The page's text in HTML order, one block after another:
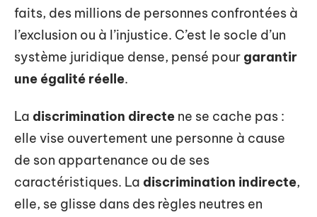
faits, des millions de personnes confrontées à
l’exclusion ou à l’injustice. C’est le socle d’un
système juridique dense, pensé pour garantir
une égalité réelle.
La discrimination directe ne se cache pas :
elle vise ouvertement une personne à cause
de son appartenance ou de ses
caractéristiques. La discrimination indirecte,
elle, se glisse dans des règles neutres en